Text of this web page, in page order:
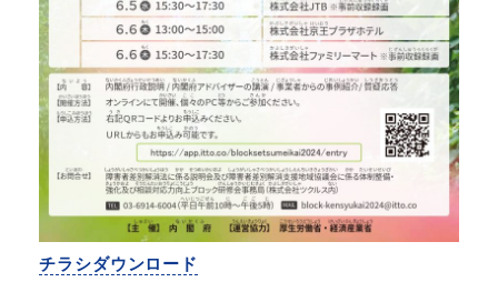
チラシダウンロード